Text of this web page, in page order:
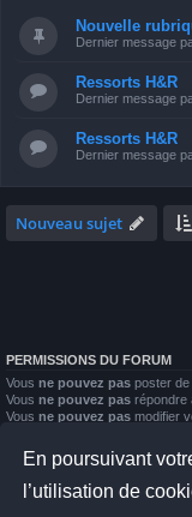
En poursuivant
l’utilisation de
Nouvelle
Dernier message
Ressorts H&R
Dernier message
Ressorts H&R
Dernier message
Nouveau sujet
PERMISSIONS DU FORUM
Vous ne pouvez pas poster
Vous ne pouvez pas répondre
Vous ne pouvez pas modifier
Vous
ne pouvez pas joindre
Index du forum